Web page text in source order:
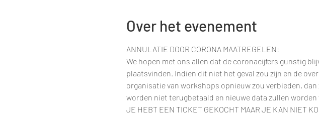
Over het evenement
ANNULATIE DOOR CORONA MAATREGELEN:
We hopen met ons allen dat de coronacijfers gunstig
plaatsvinden. Indien dit niet het geval zou zijn en de
organisatie van workshops opnieuw zou verbieden,
worden niet terugbetaald en nieuwe data zullen
JE HEBT EEN TICKET GEKOCHT MAAR JE KAN NIET